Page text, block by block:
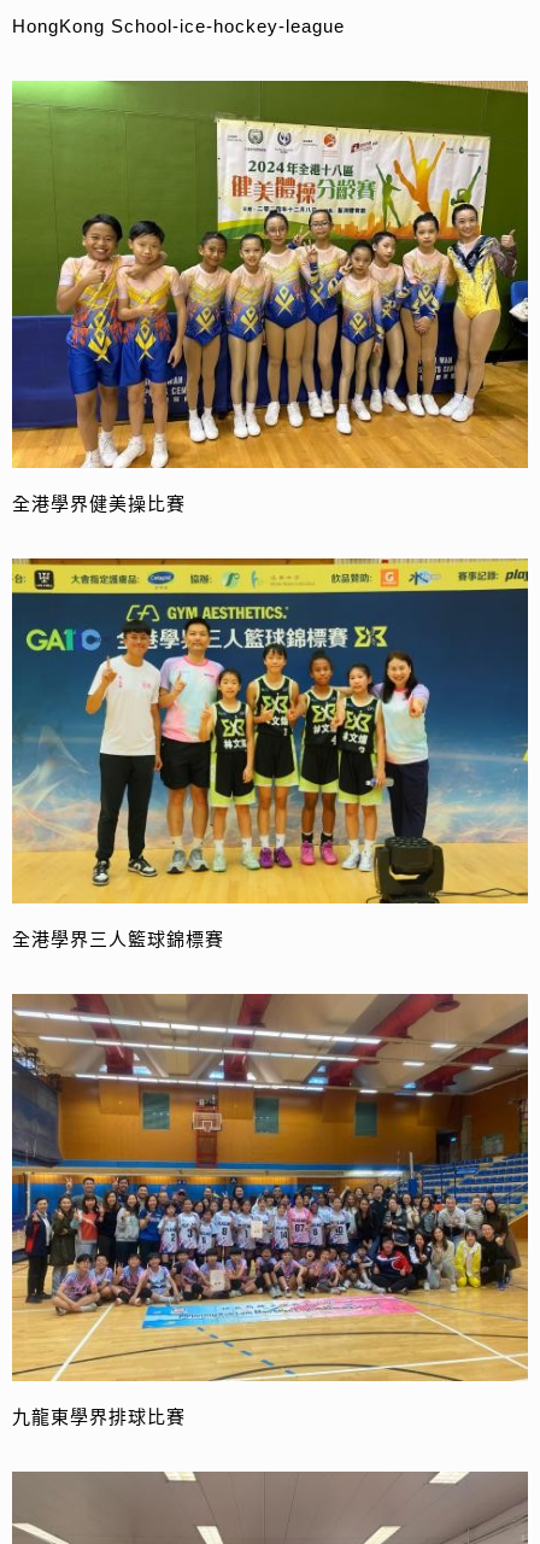
HongKong School-ice-hockey-league
全港學界健美操比賽
全港學界三人籃球錦標賽
九龍東學界排球比賽